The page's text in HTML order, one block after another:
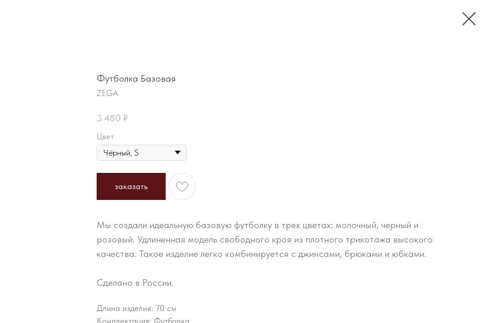
Футболка Базовая
ZEGA
3 480 ₽
Цвет
заказать
Мы создали идеальную базовую футболку в трех цветах: молочный, черный и
розовый. Удлиненная модель свободного кроя из плотного трикотажа высокого
качества. Такое изделие легко комбинируется с джинсами, брюками и юбками.
Сделано в России.
Длина изделия: 70 см
Комплектация: Футболка